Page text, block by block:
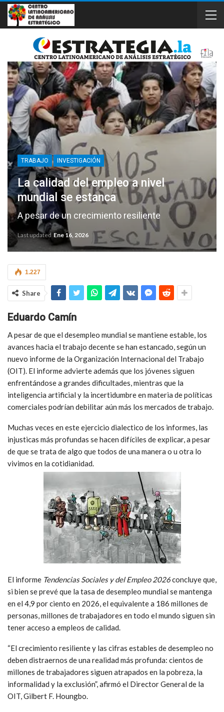
TRABAJO INVESTIGACIÓN
La calidad del empleo a nivel
mundial se estanca
A pesar de un crecimiento resiliente
Last updated Ene 16, 2026
1.227
Share
Eduardo Camín
A pesar de que el desempleo mundial se mantiene estable, los
avances hacia el trabajo decente se han estancado, según un
nuevo informe de la Organización Internacional del Trabajo
(OIT). El informe advierte además que los jóvenes siguen
enfrentándose a grandes dificultades, mientras que la
inteligencia artificial y la incertidumbre en materia de políticas
comerciales podrían debilitar aún más los mercados de trabajo.
Muchas veces en este ejercicio dialectico de los informes, las
injusticas más profundas se hacen difíciles de explicar, a pesar
de que se trata de algo que todos de una manera o u otra lo
vivimos en la cotidianidad.
El informe Tendencias Sociales y del Empleo 2026concluye que,
si bien se prevé que la tasa de desempleo mundial se mantenga
en el 4,9 por ciento en 2026, el equivalente a 186 millones de
personas, millones de trabajadores en todo el mundo siguen sin
tener acceso a empleos de calidad.
“El crecimiento resiliente y las cifras estables de desempleo no
deben distraernos de una realidad más profunda: cientos de
millones de trabajadores siguen atrapados en la pobreza, la
informalidad y la exclusión”, afirmó el Director General de la
OIT, Gilbert F. Houngbo.